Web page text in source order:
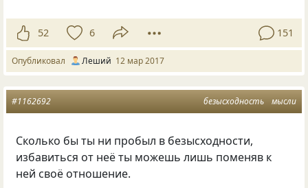
52 6 151
Опубликовал Леший 12 мар 2017
безысходность мысли
#1162692
Сколько бы ты ни пробыл в безысходности,
избавиться от неё ты можешь лишь поменяв к
ней своё отношение.